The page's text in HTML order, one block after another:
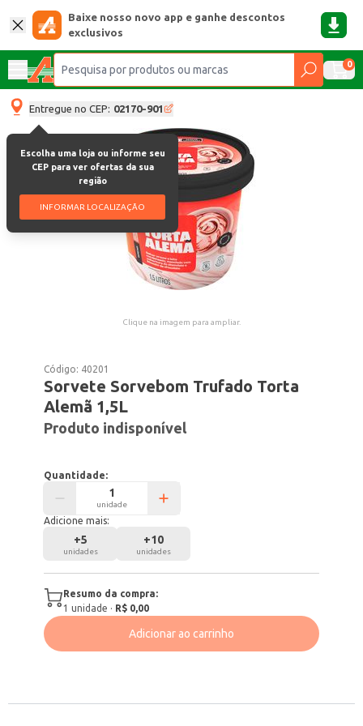
Baixe nosso novo app e ganhe descontos
exclusivos
0
Entregue no CEP: 02170-901
Escolha uma loja ou informe seu
CEP para ver ofertas da sua
região
INFORMAR LOCALIZAÇÃO
Clique na imagem para ampliar.
Código: 40201
Sorvete Sorvebom Trufado Torta
Alemã 1,5L
Produto indisponível
Quantidade:
unidade
Adicione mais:
+5
unidades
+10
unidades
Resumo da compra:
1 unidade · R$ 0,00
Adicionar ao carrinho